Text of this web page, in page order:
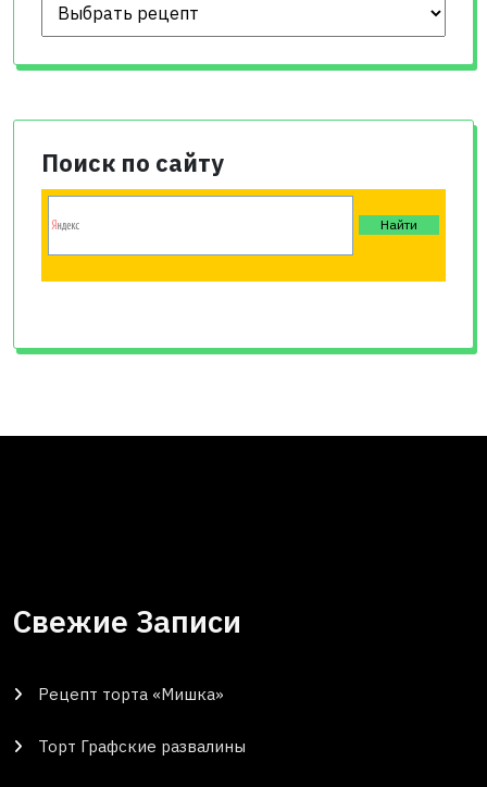
Поиск по сайту
Свежие Записи
Рецепт торта «Мишка»
Торт Графские развалины